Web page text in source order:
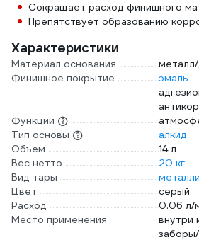
Сокращает расход финишного
Препятствует образованию
Характеристики
Материал основания
Финишное покрытие
эмаль
Функции
Тип основы
алкид
Объем
14 л
Вес нетто
20 кг
Вид тары
Цвет
серый
Расход
0.06 л/
Место применения
внутри